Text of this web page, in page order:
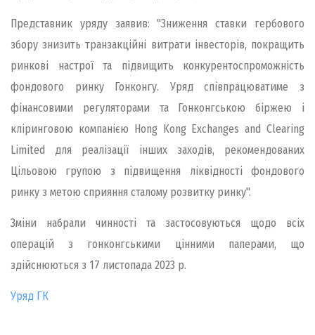
Представник уряду заявив: "Зниження ставки гербового
збору знизить транзакційні витрати інвесторів, покращить
ринкові настрої та підвищить конкурентоспроможність
фондового ринку Гонконгу. Уряд співпрацюватиме з
фінансовими регуляторами та Гонконгською біржею і
кліринговою компанією Hong Kong Exchanges and Clearing
Limited для реалізації інших заходів, рекомендованих
Цільовою групою з підвищення ліквідності фондового
ринку з метою сприяння сталому розвитку ринку".
Зміни набрали чинності та застосовуються щодо всіх
операцій з гонконгськими цінними паперами, що
здійснюються з 17 листопада 2023 р.
Уряд ГК